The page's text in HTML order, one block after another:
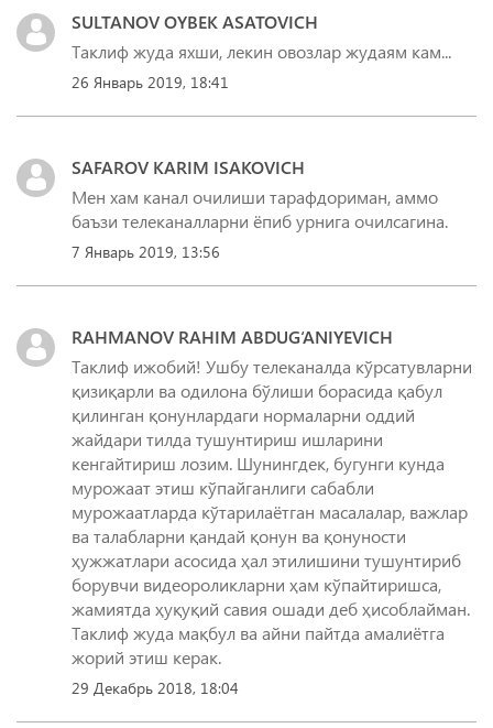
SULTANOV OYBEK ASATOVICH
Таклиф жуда яхши, лекин овозлар жудаям кам...
26 Январь 2019, 18:41
SAFAROV KARIM ISAKOVICH
Мен хам канал очилиши тарафдориман, аммо
баъзи телеканалларни ёпиб урнига очилсагина.
7 Январь 2019, 13:56
RAHMANOV RAHIM ABDUG‘ANIYEVICH
Таклиф ижобий! Ушбу телеканалда кўрсатувларни
қизиқарли ва одилона бўлиши борасида қабул
қилинган қонунлардаги нормаларни оддий
жайдари тилда тушунтириш ишларини
кенгайтириш лозим. Шунингдек, бугунги кунда
мурожаат этиш кўпайганлиги сабабли
мурожаатларда кўтарилаётган масалалар, важлар
ва талабларни қандай қонун ва қонуности
ҳужжатлари асосида ҳал этилишини тушунтириб
борувчи видеороликларни ҳам кўпайтиришса,
жамиятда ҳуқуқий савия ошади деб ҳисоблайман.
Таклиф жуда мақбул ва айни пайтда амалиётга
жорий этиш керак.
29 Декабрь 2018, 18:04